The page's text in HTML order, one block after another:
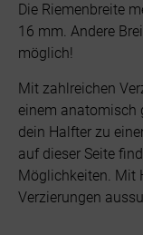
Die Riemenbreite
16 mm. Andere
möglich!
Mit zahlreichen
einem anatomisch
dein Halfter zu
auf dieser Seite
Möglichkeiten. Mit
Verzierungen